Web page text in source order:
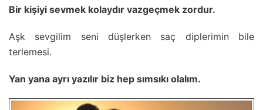
Bir kişiyi sevmek kolaydır vazgeçmek zordur.
Aşk sevgilim seni düşlerken saç diplerimin bile
terlemesi.
Yan yana ayrı yazılır biz hep sımsıkı olalım.